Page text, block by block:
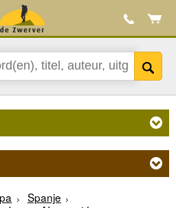
Spanje